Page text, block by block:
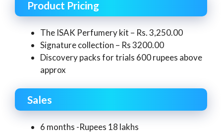
Product Pricing
The ISAK Perfumery kit – Rs. 3,250.00
Signature collection – Rs 3200.00
Discovery packs for trials 600 rupees above
approx
Sales
6 months -Rupees 18 lakhs